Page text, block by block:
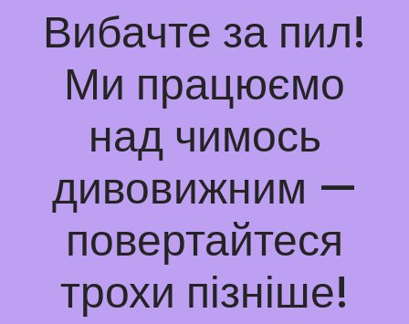
Вибачте за пил!
Ми працюємо
над чимось
дивовижним —
повертайтеся
трохи пізніше!